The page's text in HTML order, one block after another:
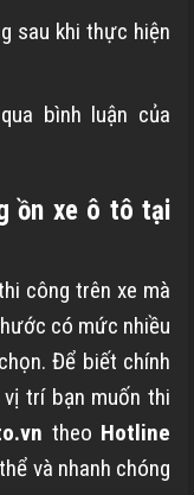
sau khi thực hiện
bình luận của
ồn xe ô tô tại
công trên xe mà
có mức nhiều
Để biết chính
trí bạn muốn thi
theo Hotline
và nhanh chóng